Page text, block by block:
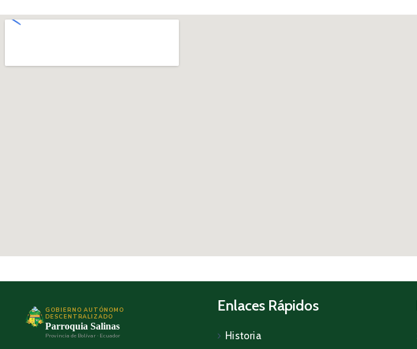
GOBIERNO AUTÓNOMO
DESCENTRALIZADO
Parroquia Salinas
Provincia de Bolívar · Ecuador
Enlaces Rápidos
Historia